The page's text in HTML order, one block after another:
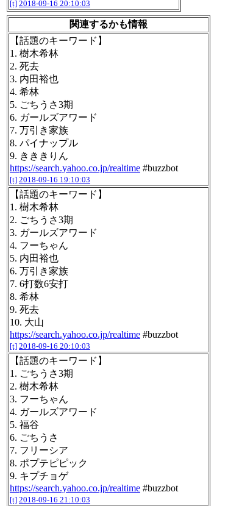
[t] 2018-09-16 20:10:03
関連するかも情報
【話題のキーワード】
1. 樹木希林
2. 死去
3. 内田裕也
4. 希林
5. ごちうさ3期
6. ガールズアワード
7. 万引き家族
8. パイナップル
9. きききりん
https://search.yahoo.co.jp/realtime #buzzbot
[t] 2018-09-16 19:10:03
【話題のキーワード】
1. 樹木希林
2. ごちうさ3期
3. ガールズアワード
4. フーちゃん
5. 内田裕也
6. 万引き家族
7. 6打数6安打
8. 希林
9. 死去
10. 大山
https://search.yahoo.co.jp/realtime #buzzbot
[t] 2018-09-16 20:10:03
【話題のキーワード】
1. ごちうさ3期
2. 樹木希林
3. フーちゃん
4. ガールズアワード
5. 福谷
6. ごちうさ
7. フリーシア
8. ポプテピピック
9. キプチョゲ
https://search.yahoo.co.jp/realtime #buzzbot
[t] 2018-09-16 21:10:03